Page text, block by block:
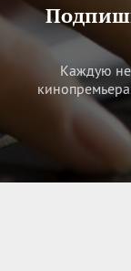
Каждую